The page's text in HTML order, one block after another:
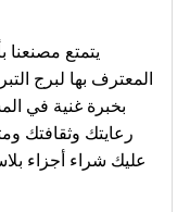
يتمتع مصنعنا
المعترف بها لبرج
بخبرة غنية في
رعايتك وثقافتك
عليك شراء أجزاء